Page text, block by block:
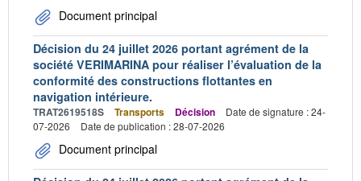
Document principal
Décision du 24 juillet 2026 portant agrément de la
société VERIMARINA pour réaliser l’évaluation de la
conformité des constructions flottantes en
navigation intérieure.
TRAT2619518S Transports Décision
Date de signature : 24-
07-2026
Date de publication : 28-07-2026
Document principal